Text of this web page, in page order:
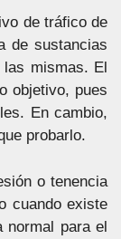
de tráfico de
de sustancias
mismas. El
objetivo, pues
En cambio,
probarlo.
o tenencia
cuando existe
normal para el